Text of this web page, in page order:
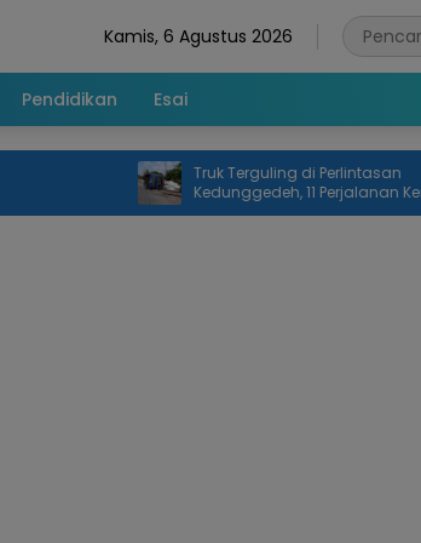
Kamis, 6 Agustus 2026
Pendidikan Esai
Truk Terguling di Perlintasan
Kedunggedeh, 11 Perjalanan Kereta Api
Terdampak